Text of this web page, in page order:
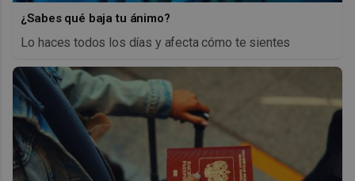
¿Sabes qué baja tu ánimo?
Lo haces todos los días y afecta cómo te sientes